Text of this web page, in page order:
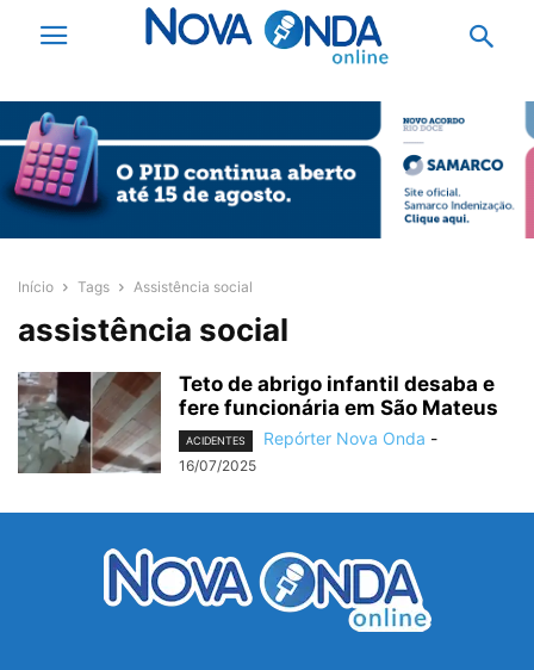
Início Tags Assistência social
assistência social
Teto de abrigo infantil desaba e
fere funcionária em São Mateus
ACIDENTES Repórter Nova Onda -
16/07/2025